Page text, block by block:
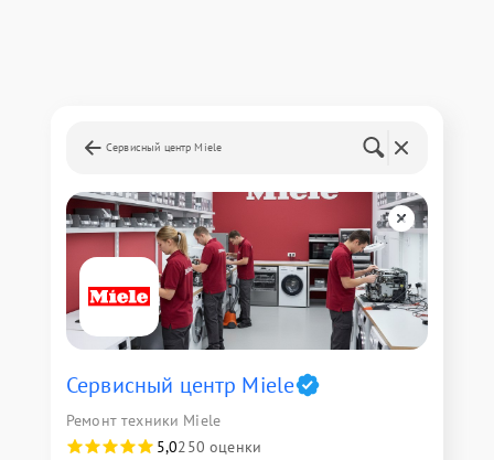
Сервисный центр Miele
Сервисный центр Miele
Ремонт техники Miele
5,0250 оценки